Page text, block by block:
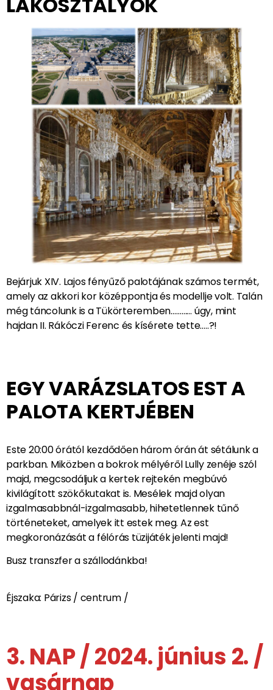
A francia főváros egyik impozáns épülete, amely a
Megismerkedünk a hajdani kórház épületével, amely ma
hadtörténeti múzeumként működik. Itt őrzik Mátyás
királyunk halotti pajzsát is. Fejet hajtunk Napoleon előtt
és körbesétáljuk sírját is.
VERSAILLES: NAGY
LAKOSZTÁLYOK
amely az akkori kor középpontja és modellje volt. Talán
még táncolunk is a Tükörteremben………… úgy, mint
hajdan II. Rákóczi Ferenc és kísérete tette…..?!
EGY VARÁZSLATOS EST A
PALOTA KERTJÉBEN
kivilágított szökőkutakat is. Mesélek majd olyan
izgalmasabbnál-izgalmasabb, hihetetlennek tűnő
történeteket, amelyek itt estek meg. Az est